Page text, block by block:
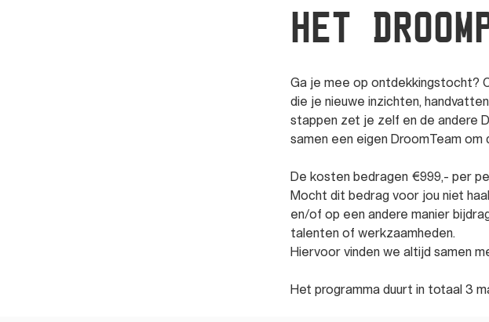
het
Ga je mee op ontdekkingstocht?
die je nieuwe inzichten,
stappen zet je zelf en de andere
samen een eigen DroomTeam om
De kosten bedragen €999,- per
Mocht dit bedrag voor jou niet
en/of op een andere manier
talenten of werkzaamheden.
Hiervoor vinden we altijd samen
Het programma duurt in totaal 3